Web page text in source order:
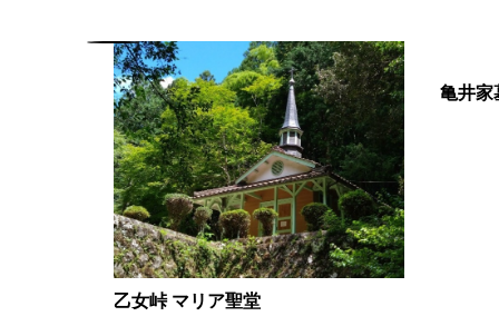
乙女峠 マリア聖堂
亀井家